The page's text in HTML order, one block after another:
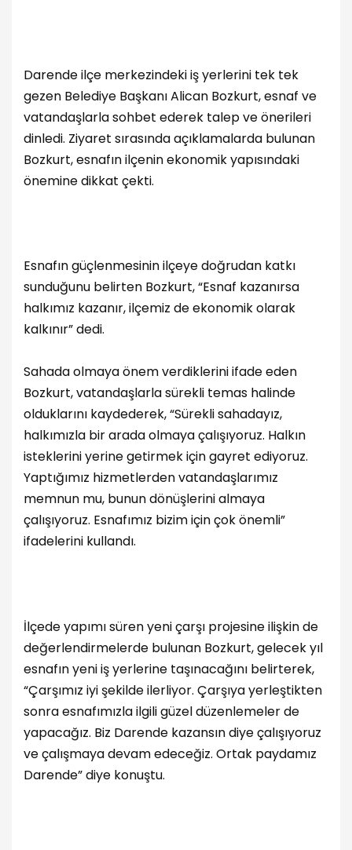
Darende ilçe merkezindeki iş yerlerini tek tek
gezen Belediye Başkanı Alican Bozkurt, esnaf ve
vatandaşlarla sohbet ederek talep ve önerileri
dinledi. Ziyaret sırasında açıklamalarda bulunan
Bozkurt, esnafın ilçenin ekonomik yapısındaki
önemine dikkat çekti.
Esnafın güçlenmesinin ilçeye doğrudan katkı
sunduğunu belirten Bozkurt, “Esnaf kazanırsa
halkımız kazanır, ilçemiz de ekonomik olarak
kalkınır” dedi.
Sahada olmaya önem verdiklerini ifade eden
Bozkurt, vatandaşlarla sürekli temas halinde
olduklarını kaydederek, “Sürekli sahadayız,
halkımızla bir arada olmaya çalışıyoruz. Halkın
isteklerini yerine getirmek için gayret ediyoruz.
Yaptığımız hizmetlerden vatandaşlarımız
memnun mu, bunun dönüşlerini almaya
çalışıyoruz. Esnafımız bizim için çok önemli”
ifadelerini kullandı.
İlçede yapımı süren yeni çarşı projesine ilişkin de
değerlendirmelerde bulunan Bozkurt, gelecek yıl
esnafın yeni iş yerlerine taşınacağını belirterek,
“Çarşımız iyi şekilde ilerliyor. Çarşıya yerleştikten
sonra esnafımızla ilgili güzel düzenlemeler de
yapacağız. Biz Darende kazansın diye çalışıyoruz
ve çalışmaya devam edeceğiz. Ortak paydamız
Darende” diye konuştu.